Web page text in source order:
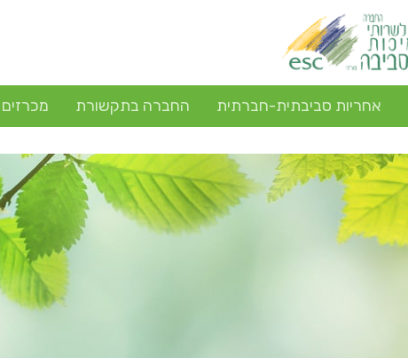
אחריות סביבתית-חברתית החברה בתקשורת